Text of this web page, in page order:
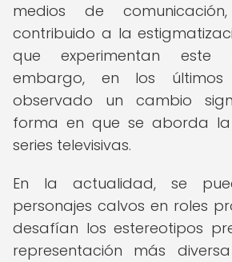
medios de
contribuido a la
que experimentan este
embargo, en los
observado un cambio
forma en que se aborda
series televisivas.
En la actualidad, se
personajes calvos en roles
desafían los estereotipos
representación más